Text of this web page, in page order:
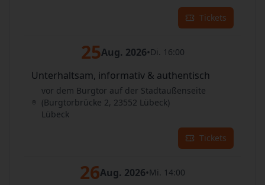
Tickets
25Aug. 2026•Di. 16:00
Unterhaltsam, informativ & authentisch
vor dem Burgtor auf der Stadtaußenseite
(Burgtorbrücke 2, 23552 Lübeck)
Lübeck
Tickets
26Aug. 2026•Mi. 14:00